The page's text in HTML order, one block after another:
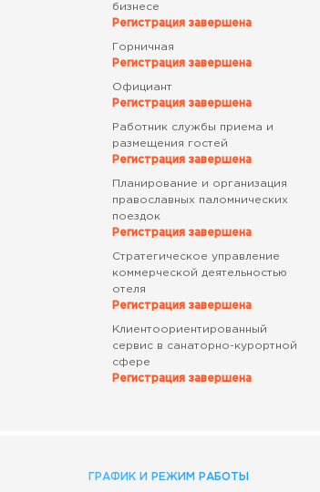
бизнесе
Регистрация завершена
Горничная
Регистрация завершена
Официант
Регистрация завершена
Работник службы приема и
размещения гостей
Регистрация завершена
Планирование и организация
православных паломнических
поездок
Регистрация завершена
Стратегическое управление
коммерческой деятельностью
отеля
Регистрация завершена
Клиентоориентированный
сервис в санаторно-курортной
сфере
Регистрация завершена
ГРАФИК И РЕЖИМ РАБОТЫ